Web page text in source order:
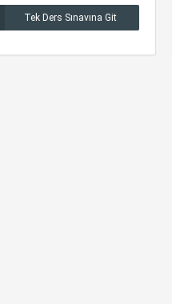
Tek Ders Sınavına Git